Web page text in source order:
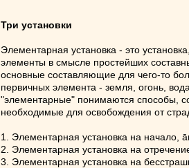
Три установки
Элементарная установка - это
элементы в смысле простейших
основные составляющие для чего-то
первичных элемента - земля, огонь,
"элементарные" понимаются способы,
необходимые для освобождения от
1. Элементарная установка на начало,
2. Элементарная установка на
3. Элементарная установка на